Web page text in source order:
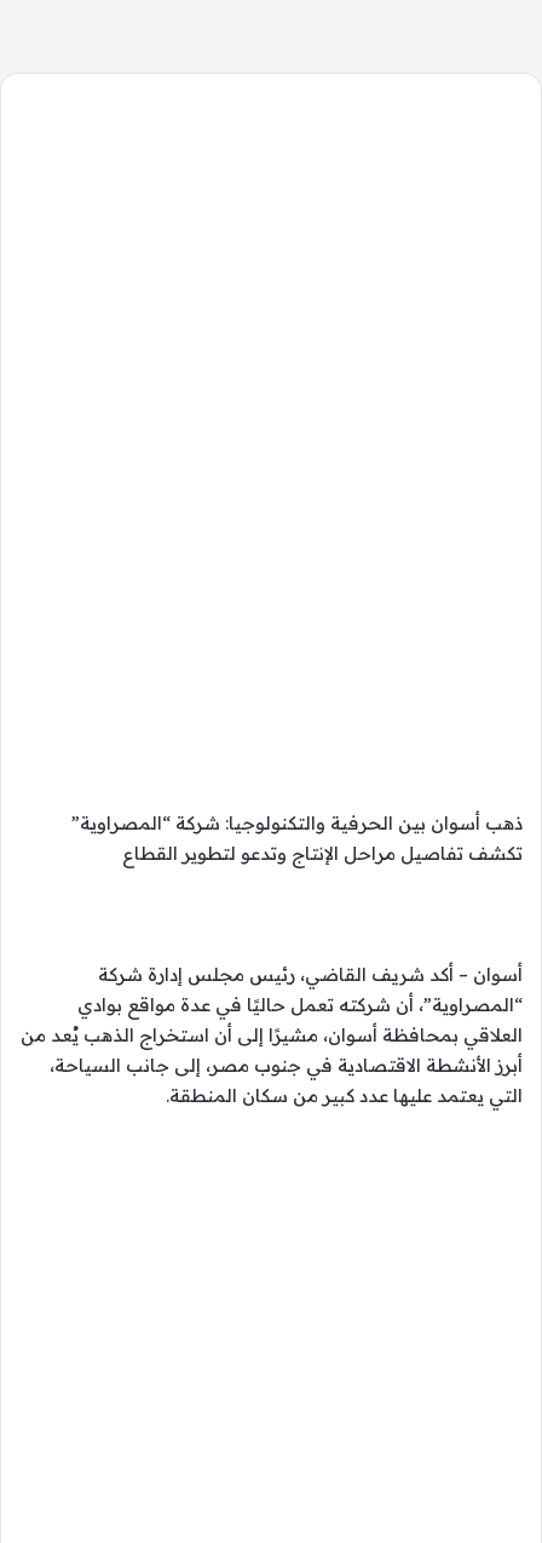
ذهب أسوان بين الحرفية والتكنولوجيا: شركة “المصراوية”
تكشف تفاصيل مراحل الإنتاج وتدعو لتطوير القطاع
أسوان – أكد شريف القاضي، رئيس مجلس إدارة شركة
“المصراوية”، أن شركته تعمل حاليًا في عدة مواقع بوادي
العلاقي بمحافظة أسوان، مشيرًا إلى أن استخراج الذهب يُعد من
أبرز الأنشطة الاقتصادية في جنوب مصر، إلى جانب السياحة،
التي يعتمد عليها عدد كبير من سكان المنطقة.